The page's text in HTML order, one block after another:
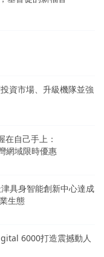
資市場、升級機隊並強
自己手上：
網域限時優惠
具身智能創新中心達成
生態
6000打造震撼動人